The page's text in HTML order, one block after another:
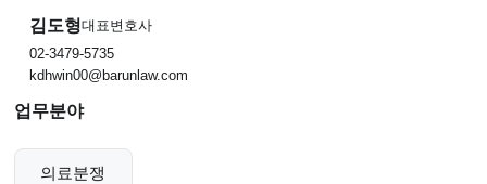
김도형대표변호사
02-3479-5735
kdhwin00@barunlaw.com
업무분야
의료분쟁